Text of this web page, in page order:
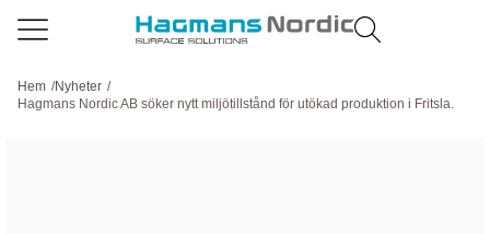
Hem /Nyheter /
Hagmans Nordic AB söker nytt miljötillstånd för utökad produktion i Fritsla.